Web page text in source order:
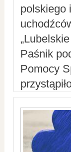
polskiego
Paśnik
Pomocy